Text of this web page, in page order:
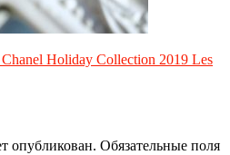
Holiday Collection 2019 Les
опубликован. Обязательные поля